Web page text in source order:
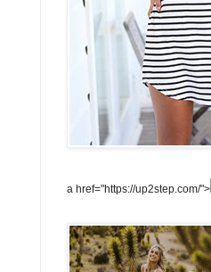
a href="https://up2step.com/">